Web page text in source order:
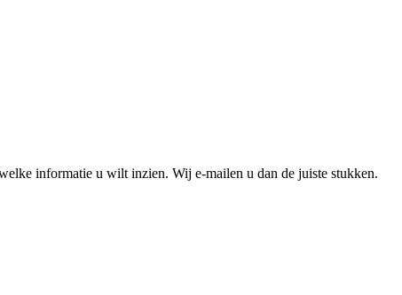
informatie u wilt inzien. Wij e-mailen u dan de juiste stukken.